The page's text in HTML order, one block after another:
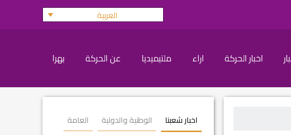
العربية
اخبار الحركة اراء ملتيميديا عن الحركة بهرا
اخبار شعبنا الوطنية والدولية العامة